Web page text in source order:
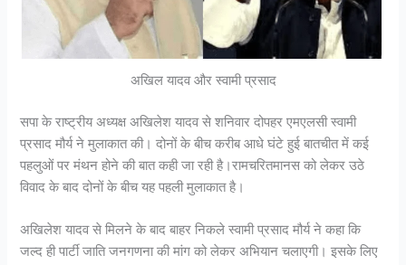
अखिल यादव और स्वामी प्रसाद
सपा के राष्ट्रीय अध्यक्ष अखिलेश यादव से शनिवार दोपहर एमएलसी स्वामी
प्रसाद मौर्य ने मुलाकात की। दोनों के बीच करीब आधे घंटे हुई बातचीत में कई
पहलुओं पर मंथन होने की बात कही जा रही है।रामचरितमानस को लेकर उठे
विवाद के बाद दोनों के बीच यह पहली मुलाकात है।
अखिलेश यादव से मिलने के बाद बाहर निकले स्वामी प्रसाद मौर्य ने कहा कि
जल्द ही पार्टी जाति जनगणना की मांग को लेकर अभियान चलाएगी। इसके लिए